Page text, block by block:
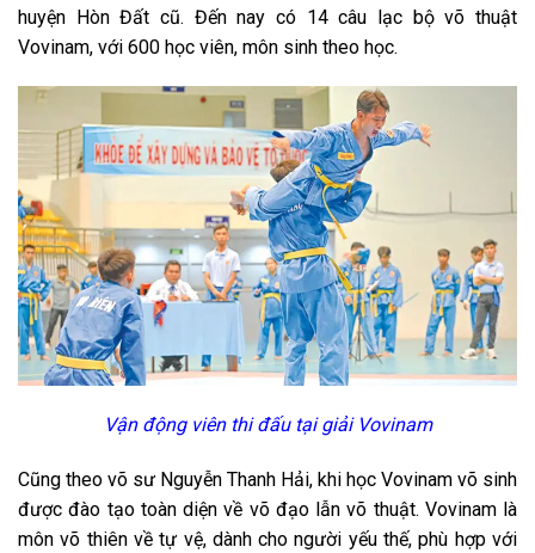
huyện Hòn Đất cũ. Đến nay có 14 câu lạc bộ võ thuật
Vovinam, với 600 học viên, môn sinh theo học.
Vận động viên thi đấu tại giải Vovinam
Cũng theo võ sư Nguyễn Thanh Hải, khi học Vovinam võ sinh
được đào tạo toàn diện về võ đạo lẫn võ thuật. Vovinam là
môn võ thiên về tự vệ, dành cho người yếu thế, phù hợp với